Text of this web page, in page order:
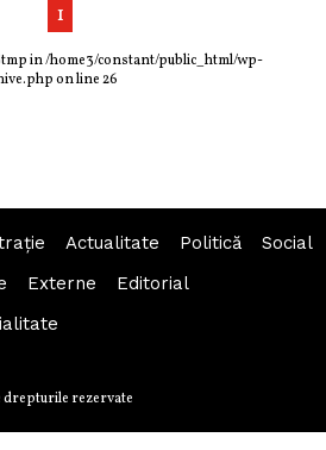
1
in/home3/constant/public_html/wp-
on line26
Actualitate Politică
Social
Externe
Editorial
drepturile rezervate